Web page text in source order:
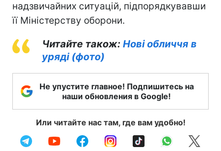
надзвичайних ситуацій, підпорядкувавши
її Міністерству оборони.
Читайте також: Нові обличчя в
уряді (фото)
Не упустите главное! Подпишитесь на
наши обновления в Google!
Или читайте нас там, где вам удобно!